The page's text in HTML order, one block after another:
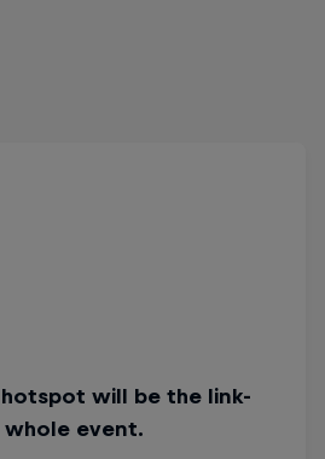
will be the link-
event.
skate plaza is